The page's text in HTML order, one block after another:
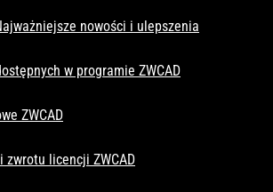
nowości i ulepszenia
w programie ZWCAD
ZWCAD
zwrotu licencji ZWCAD